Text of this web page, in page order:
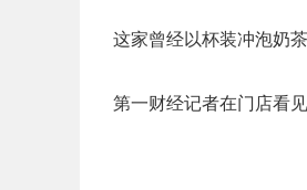
这家曾经以杯装冲泡奶
第一财经记者在门店看